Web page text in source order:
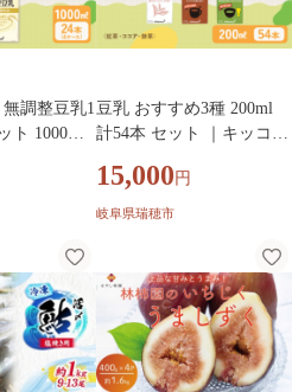
調整豆乳1
ト 1000ml
紙パック
ク 植物性
ク コレステ
朝食 ヘ
質 タンパ
イミルク健
んぱく質
飲料健康
豆乳 おすすめ3種 200ml
計54本 セット ｜キッコー
評価 ソイミルク豆乳 植物
性ミルク 常温豆乳 常温保
リンク豆乳 コレステロー
ル 健康 美容 朝食 ヘルシ
ー豆乳 たんぱく質 タンパ
ク質 蛋白質 ソイミルク豆
乳たんぱく質 飲料健康 健
康飲料 大豆豆乳 イソフラ
15,000 円
岐阜県瑞穂市